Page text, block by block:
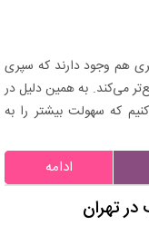
هم وجود دارند که سپری
می‌کند. به همین دلیل در
اشاره می‌کنیم که سهولت بیشتر را به
ادامه
تهران